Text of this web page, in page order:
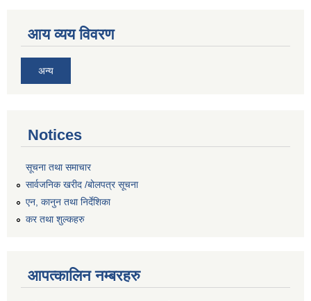
आय व्यय विवरण
अन्य
Notices
सूचना तथा समाचार
सार्वजनिक खरीद /बोलपत्र सूचना
एन, कानुन तथा निर्देशिका
कर तथा शुल्कहरु
आपत्कालिन नम्बरहरु